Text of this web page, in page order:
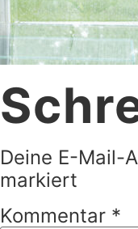
Deine E-Mail-
markiert
Kommentar *